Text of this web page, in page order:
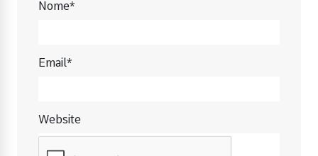
Nome*
Email*
Website